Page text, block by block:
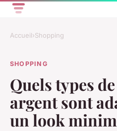
Accueil›Shopping
SHOPPING
Quels types
argent sont
un look